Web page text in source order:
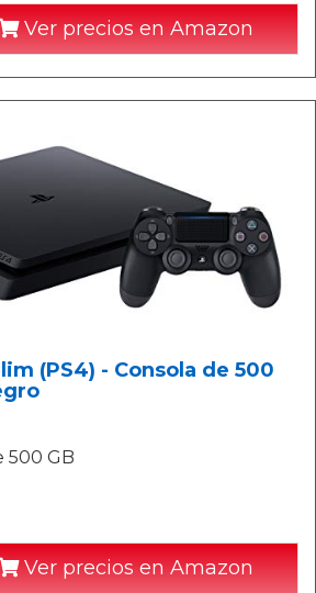
Ver precios en Amazon
(PS4) - Consola de 500
500 GB
Ver precios en Amazon